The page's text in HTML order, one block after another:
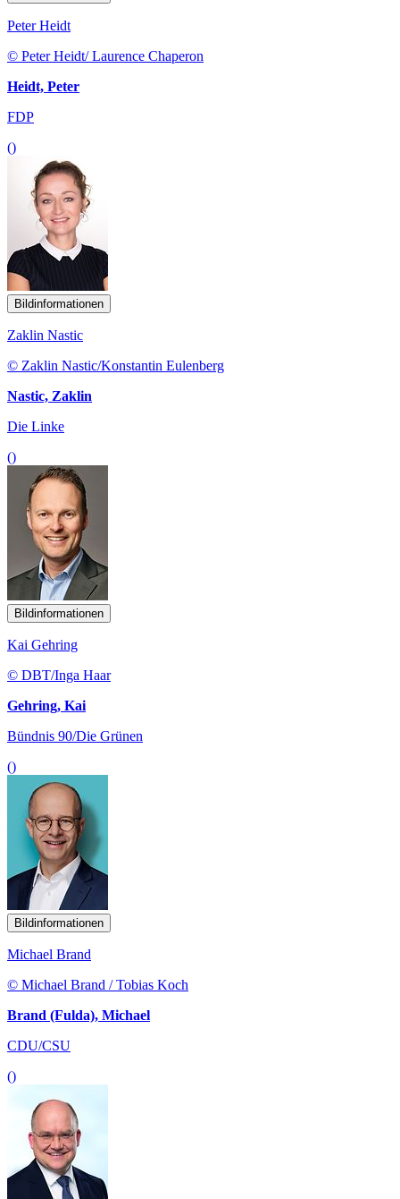
Peter Heidt
© Peter Heidt/ Laurence Chaperon
Heidt, Peter
FDP
()
Bildinformationen
Zaklin Nastic
© Zaklin Nastic/Konstantin Eulenberg
Nastic, Zaklin
Die Linke
()
Bildinformationen
Kai Gehring
© DBT/Inga Haar
Gehring, Kai
Bündnis 90/Die Grünen
()
Bildinformationen
Michael Brand
© Michael Brand / Tobias Koch
Brand (Fulda), Michael
CDU/CSU
()